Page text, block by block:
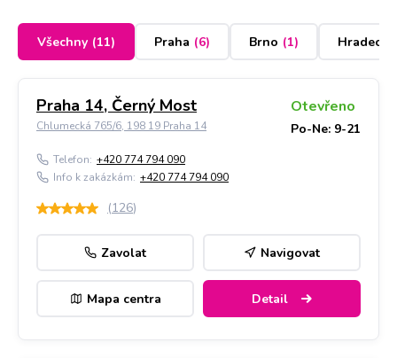
Všechny (11) Praha (6) Brno (1) Hradec
Praha 14, Černý Most
Chlumecká 765/6, 198 19 Praha 14
Otevřeno
Po-Ne: 9-21
Telefon: +420 774 794 090
Info k zakázkám: +420 774 794 090
(126)
Zavolat Navigovat
Mapa centra Detail